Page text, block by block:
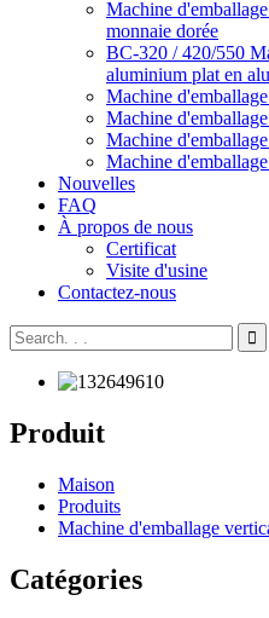
Machine
monnaie dorée
BC-320 / 420/550
aluminium plat en
Machine
Machine
Machine
Machine
Nouvelles
FAQ
À propos de nous
Certificat
Visite d'usine
Contactez-nous
Produit
Maison
Produits
Machine d'emballage
Catégories